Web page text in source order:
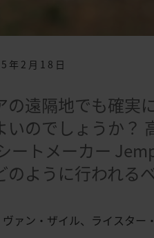
年2月18日
の遠隔地でも確実
いのでしょうか？
ートメーカー
ように行われる
ァン・ザイル、ライスタ